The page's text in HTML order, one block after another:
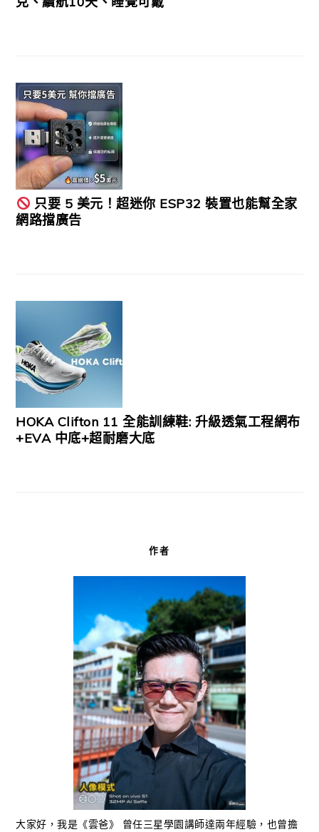
只要 5 美元！超迷你 ESP32 裝置也能幫全家
網路擋廣告
HOKA Clifton 11 全能訓練鞋: 升級透氣工程網布
+EVA 中底+超耐磨大底
作者
大家好，我是《雲爸》 曾任三星學園講師達兩年經驗，也曾擔